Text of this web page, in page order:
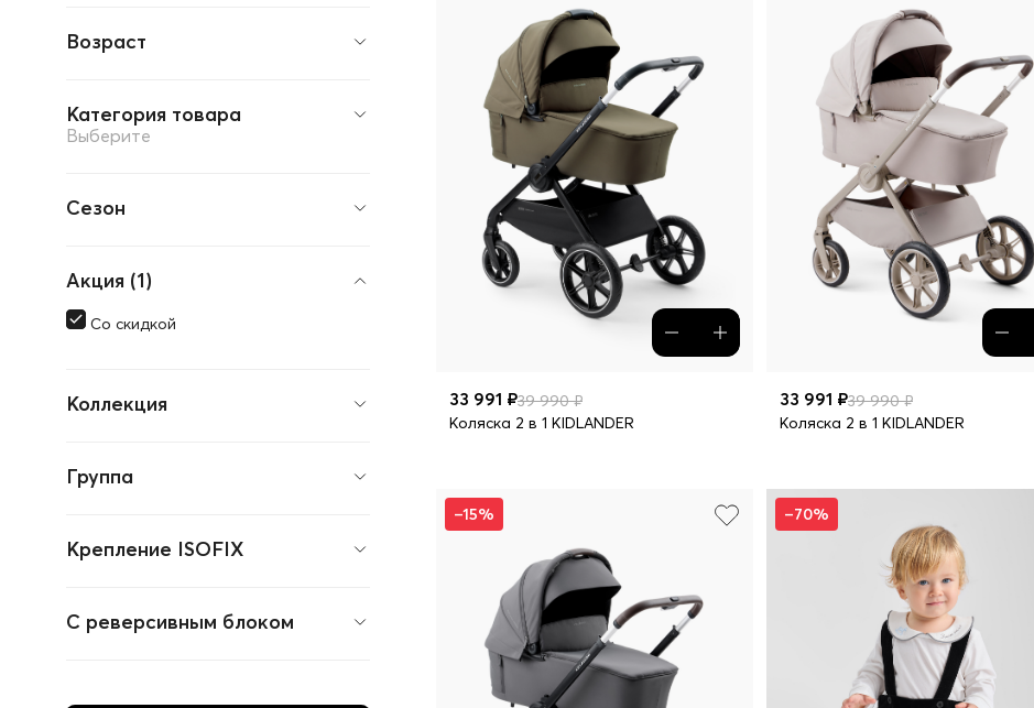
Возраст
Категория товара
Выберите
Сезон
Акция (1)
Со скидкой
Коллекция
Группа
Крепление ISOFIX
С реверсивным блоком
33 991 ₽39 990 ₽
Коляска 2 в 1 KIDLANDER
33 991 ₽39 990 ₽
Коляска 2 в 1 KIDLANDER
–15% –70%